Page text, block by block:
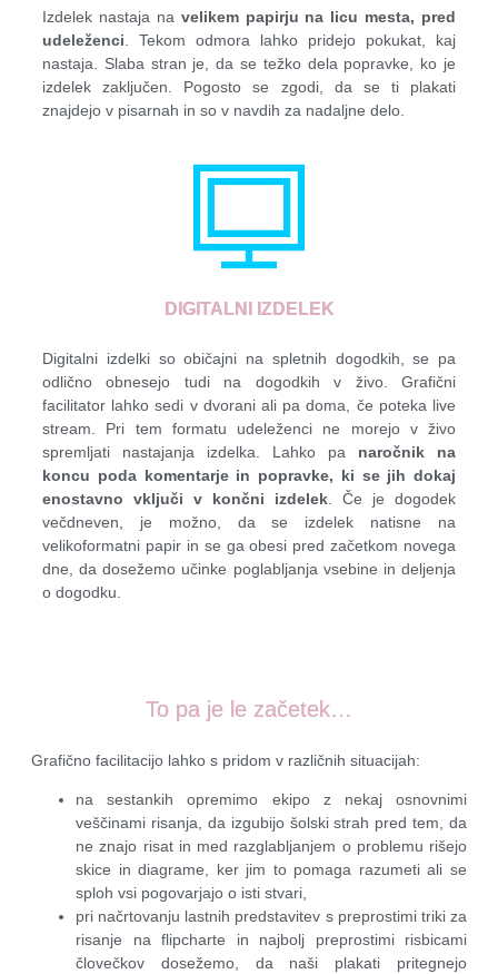
Izdelek nastaja na velikem papirju na licu mesta, pred
udeleženci. Tekom odmora lahko pridejo pokukat, kaj
nastaja. Slaba stran je, da se težko dela popravke, ko je
izdelek zaključen. Pogosto se zgodi, da se ti plakati
znajdejo v pisarnah in so v navdih za nadaljne delo.
DIGITALNI IZDELEK
Digitalni izdelki so običajni na spletnih dogodkih, se pa
odlično obnesejo tudi na dogodkih v živo. Grafični
facilitator lahko sedi v dvorani ali pa doma, če poteka live
stream. Pri tem formatu udeleženci ne morejo v živo
spremljati nastajanja izdelka. Lahko pa naročnik na
koncu poda komentarje in popravke, ki se jih dokaj
enostavno vključi v končni izdelek. Če je dogodek
večdneven, je možno, da se izdelek natisne na
velikoformatni papir in se ga obesi pred začetkom novega
dne, da dosežemo učinke poglabljanja vsebine in deljenja
o dogodku.
To pa je le začetek…
Grafično facilitacijo lahko s pridom v različnih situacijah:
na sestankih opremimo ekipo z nekaj osnovnimi
veščinami risanja, da izgubijo šolski strah pred tem, da
ne znajo risat in med razglabljanjem o problemu rišejo
skice in diagrame, ker jim to pomaga razumeti ali se
sploh vsi pogovarjajo o isti stvari,
pri načrtovanju lastnih predstavitev s preprostimi triki za
risanje na flipcharte in najbolj preprostimi risbicami
človečkov dosežemo, da naši plakati pritegnejo